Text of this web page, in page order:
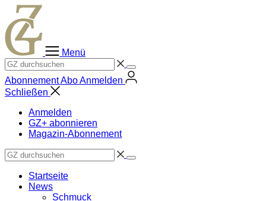
Zum
Inhalt
springen
Menü
AbonnementAboAnmelden
Schließen
Anmelden
GZ+ abonnieren
Magazin-Abonnement
Startseite
News
Schmuck